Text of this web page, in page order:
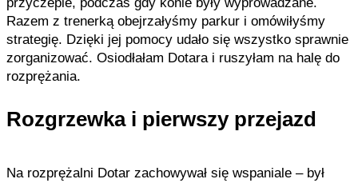
Razem z trenerką obejrzałyśmy parkur i omówiłyśmy
strategię. Dzięki jej pomocy udało się wszystko sprawnie
zorganizować. Osiodłałam Dotara i ruszyłam na halę do
rozprężania.
Rozgrzewka i pierwszy przejazd
Na rozprężalni Dotar zachowywał się wspaniale – był